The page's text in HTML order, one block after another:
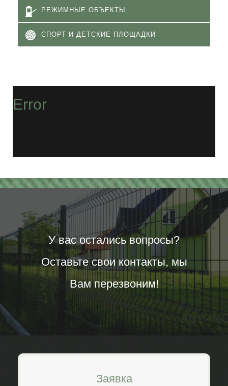
РЕЖИМНЫЕ ОБЪЕКТЫ
СПОРТ И ДЕТСКИЕ ПЛОЩАДКИ
Error
У вас остались вопросы?
Оставьте свои контакты, мы
Вам перезвоним!
Заявка